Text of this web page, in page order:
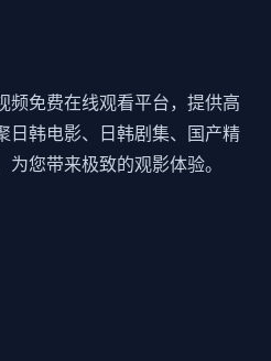
频免费在线观看平台，提供高
日韩电影、日韩剧集、国产精
您带来极致的观影体验。